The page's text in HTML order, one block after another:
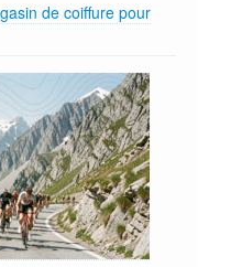
de coiffure pour